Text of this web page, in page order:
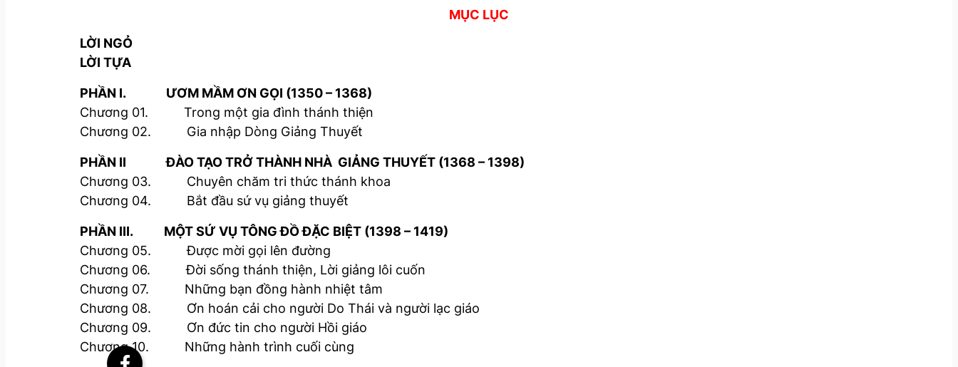
MỤC LỤC
LỜI NGỎ
LỜI TỰA
PHẦN I. ƯƠM MẦM ƠN GỌI (1350 – 1368)
Chương 01. Trong một gia đình thánh thiện
Chương 02. Gia nhập Dòng Giảng Thuyết
PHẦN II ĐÀO TẠO TRỞ THÀNH NHÀ GIẢNG THUYẾT (1368 – 1398)
Chương 03. Chuyên chăm tri thức thánh khoa
Chương 04. Bắt đầu sứ vụ giảng thuyết
PHẦN III. MỘT SỨ VỤ TÔNG ĐỒ ĐẶC BIỆT (1398 – 1419)
Chương 05. Được mời gọi lên đường
Chương 06. Đời sống thánh thiện, Lời giảng lôi cuốn
Chương 07. Những bạn đồng hành nhiệt tâm
Chương 08. Ơn hoán cải cho người Do Thái và người lạc giáo
Chương 09. Ơn đức tin cho người Hồi giáo
Chương 10. Những hành trình cuối cùng